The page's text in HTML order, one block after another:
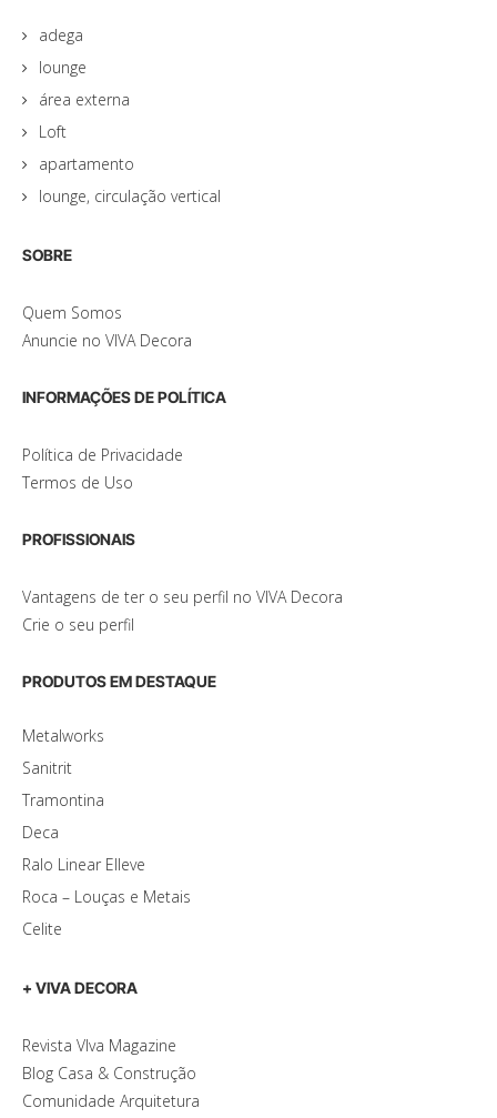
adega
lounge
área externa
Loft
apartamento
lounge, circulação vertical
SOBRE
Quem Somos
Anuncie no VIVA Decora
INFORMAÇÕES DE POLÍTICA
Política de Privacidade
Termos de Uso
PROFISSIONAIS
Vantagens de ter o seu perfil no VIVA Decora
Crie o seu perfil
PRODUTOS EM DESTAQUE
Metalworks
Sanitrit
Tramontina
Deca
Ralo Linear Elleve
Roca – Louças e Metais
Celite
+ VIVA DECORA
Revista VIva Magazine
Blog Casa & Construção
Comunidade Arquitetura